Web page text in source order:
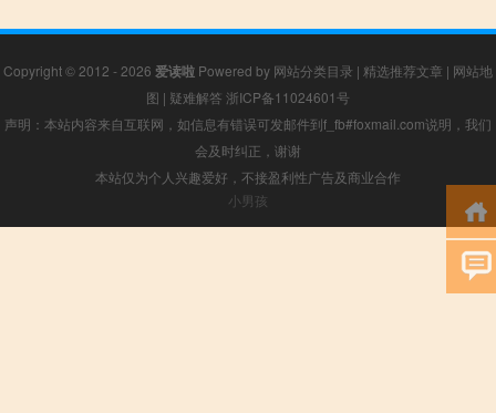
Copyright © 2012 - 2026 爱读啦 Powered by 网站分类目录 | 精选推荐文章 | 网站地
图 | 疑难解答 浙ICP备11024601号
声明：本站内容来自互联网，如信息有错误可发邮件到f_fb#foxmail.com说明，我们
会及时纠正，谢谢
本站仅为个人兴趣爱好，不接盈利性广告及商业合作
小男孩